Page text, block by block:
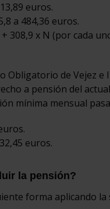
euros.
a 484,36 euros.
308,9 x N (por cada
Obligatorio de Vejez
a pensión del
mínima mensual
euros.
la pensión?
forma aplicando la